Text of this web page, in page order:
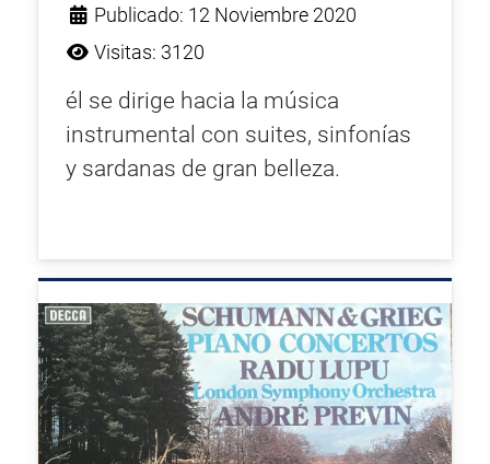
Publicado: 12 Noviembre 2020
Visitas: 3120
él se dirige hacia la música
instrumental con suites, sinfonías
y sardanas de gran belleza.